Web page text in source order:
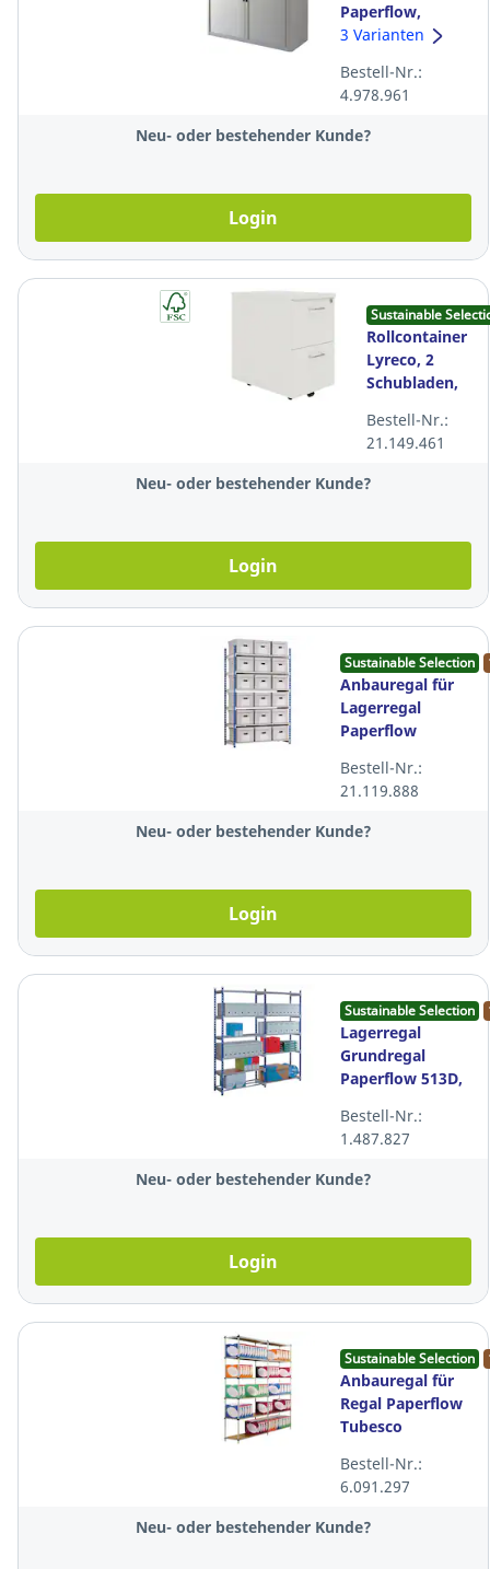
Paperflow,
110x41,5x104 cm
3 Varianten
Bestell-Nr.:
4.978.961
Neu- oder bestehender Kunde?
Login
Sustainable
Rollcontainer
Lyreco, 2
Schubladen,
weiss
Bestell-Nr.:
21.149.461
Neu- oder bestehender Kunde?
Login
Sustainable Selection
Anbauregal für
Lagerregal
Paperflow
200x125x54 cm
(HxBxT), 6
Ebenen
Bestell-Nr.:
21.119.888
Neu- oder bestehender Kunde?
Login
Sustainable Selection
Lagerregal
Grundregal
Paperflow 513D,
(BxTxH)
Bestell-Nr.:
1.487.827
Neu- oder bestehender Kunde?
Login
Sustainable Selection
Anbauregal für
Regal Paperflow
Tubesco
100x34x200cm
(BxTxH)
Bestell-Nr.:
6.091.297
Neu- oder bestehender Kunde?